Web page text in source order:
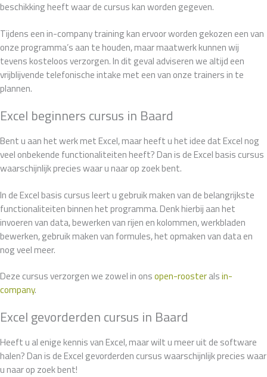
beschikking heeft waar de cursus kan worden gegeven.
Tijdens een in-company training kan ervoor worden gekozen een van
onze programma’s aan te houden, maar maatwerk kunnen wij
tevens kosteloos verzorgen. In dit geval adviseren we altijd een
vrijblijvende telefonische intake met een van onze trainers in te
plannen.
Excel beginners cursus in Baard
Bent u aan het werk met Excel, maar heeft u het idee dat Excel nog
veel onbekende functionaliteiten heeft? Dan is de Excel basis cursus
waarschijnlijk precies waar u naar op zoek bent.
In de Excel basis cursus leert u gebruik maken van de belangrijkste
functionaliteiten binnen het programma. Denk hierbij aan het
invoeren van data, bewerken van rijen en kolommen, werkbladen
bewerken, gebruik maken van formules, het opmaken van data en
nog veel meer.
Deze cursus verzorgen we zowel in onsopen-roosteralsin-
company.
Excel gevorderden cursus in Baard
Heeft u al enige kennis van Excel, maar wilt u meer uit de software
halen? Dan is de Excel gevorderden cursus waarschijnlijk precies waar
u naar op zoek bent!